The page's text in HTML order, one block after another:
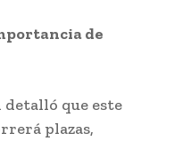
de
que este
plazas,